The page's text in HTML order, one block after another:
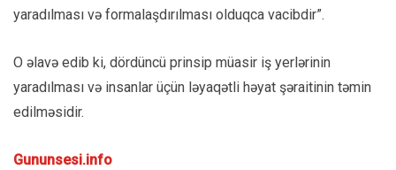
yaradılması və formalaşdırılması olduqca vacibdir”.
O əlavə edib ki, dördüncü prinsip müasir iş yerlərinin
yaradılması və insanlar üçün ləyaqətli həyat şəraitinin təmin
edilməsidir.
Gununsesi.info